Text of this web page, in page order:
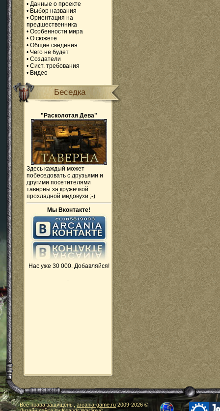
• Данные о проекте
• Выбор названия
• Ориентация на
предшественника
• Особенности мира
• О сюжете
• Общие сведения
• Чего не будет
• Создатели
• Сист. требования
• Видео
Беседка
"Расколотая Дева"
Здесь каждый может
побеседовать с друзьями и
другими посетителями
таверны за кружечкой
прохладной медовухи ;-)
Мы Вконтакте!
Нас уже 30 000. Добавляйся!
Все права защищены,arcania-game.ru2009-2026 ©